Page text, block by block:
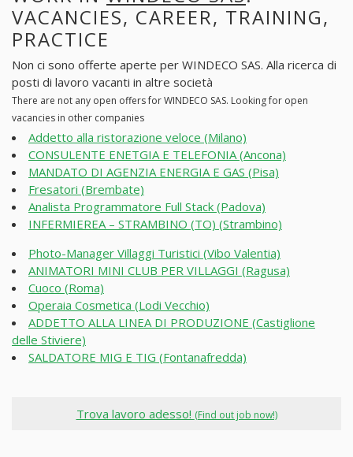
VACANCIES, CAREER, TRAINING,
PRACTICE
Non ci sono offerte aperte per WINDECO SAS. Alla ricerca di
posti di lavoro vacanti in altre società
There are not any open offers for WINDECO SAS. Looking for open
vacancies in other companies
Addetto alla ristorazione veloce (Milano)
CONSULENTE ENETGIA E TELEFONIA (Ancona)
MANDATO DI AGENZIA ENERGIA E GAS (Pisa)
Fresatori (Brembate)
Analista Programmatore Full Stack (Padova)
INFERMIEREA – STRAMBINO (TO) (Strambino)
Photo-Manager Villaggi Turistici (Vibo Valentia)
ANIMATORI MINI CLUB PER VILLAGGI (Ragusa)
Cuoco (Roma)
Operaia Cosmetica (Lodi Vecchio)
ADDETTO ALLA LINEA DI PRODUZIONE (Castiglione
delle Stiviere)
SALDATORE MIG E TIG (Fontanafredda)
Trova lavoro adesso! (Find out job now!)